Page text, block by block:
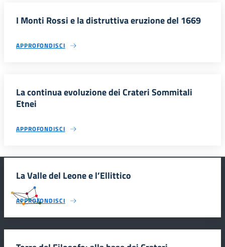
I Monti Rossi e la distruttiva eruzione del 1669
APPROFONDISCI
La continua evoluzione dei Crateri Sommitali
Etnei
APPROFONDISCI
La Valle del Leone e l’Ellittico
APPROFONDISCI